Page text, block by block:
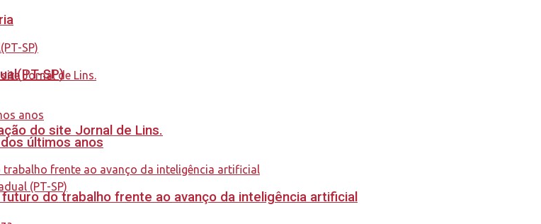
do site Jornal de Lins.
SP)
últimos anos
do trabalho frente ao avanço da inteligência artificial